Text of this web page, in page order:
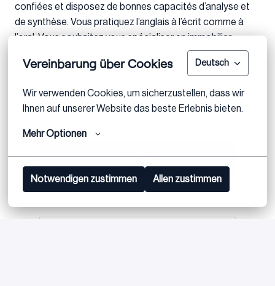
Vereinbarung über Cookies Deutsch
Wir verwenden Cookies, um sicherzustellen, dass wir
Ihnen auf unserer Website das beste Erlebnis bieten.
Mehr Optionen
Notwendigen zustimmen Allen zustimmen
confiées et disposez de bonnes capacités d’analyse et
de synthèse. Vous pratiquez l’anglais à l’écrit comme à
l’oral. Vous souhaitez vous spécialiser en immobilier.
Ce stage se déroulera pendant 6 mois à partir de
Septembre / Octobre 2025.
Enfin, vous êtes particulièrement motivé(e) à rejoindre
l’aventure Eight Advisory !
Postuler